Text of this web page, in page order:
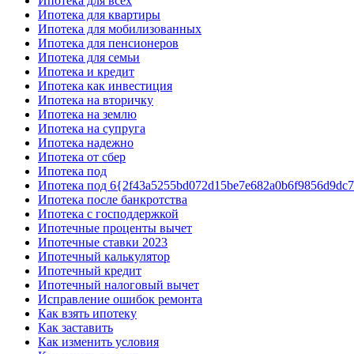
Ипотека для квартиры
Ипотека для мобилизованных
Ипотека для пенсионеров
Ипотека для семьи
Ипотека и кредит
Ипотека как инвестиция
Ипотека на вторичку
Ипотека на землю
Ипотека на супруга
Ипотека надежно
Ипотека от сбер
Ипотека под
Ипотека под
Ипотека после банкротства
Ипотека с господдержкой
Ипотечные проценты вычет
Ипотечные ставки 2023
Ипотечный калькулятор
Ипотечный кредит
Ипотечный налоговый вычет
Исправление ошибок ремонта
Как взять ипотеку
Как заставить
Как изменить условия